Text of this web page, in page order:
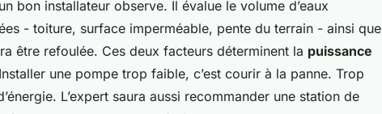
bon installateur observe. Il évalue le volume d’eaux
- toiture, surface imperméable, pente du terrain - ainsi que
être refoulée. Ces deux facteurs déterminent la puissance
une pompe trop faible, c’est courir à la panne. Trop
L’expert saura aussi recommander une station de